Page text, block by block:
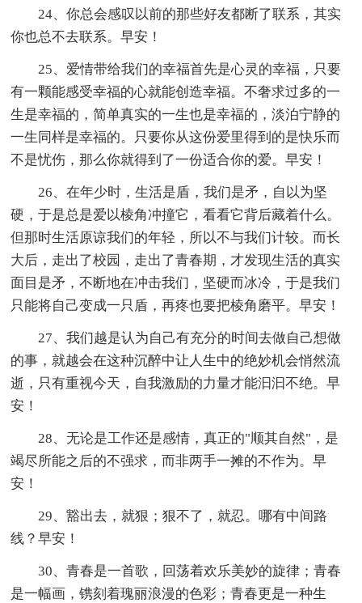
24、你总会感叹以前的那些好友都断了联系，其实
你也总不去联系。早安！
25、爱情带给我们的幸福首先是心灵的幸福，只要
有一颗能感受幸福的心就能创造幸福。不奢求过多的一
生是幸福的，简单真实的一生也是幸福的，淡泊宁静的
一生同样是幸福的。只要你从这份爱里得到的是快乐而
不是忧伤，那么你就得到了一份适合你的爱。早安！
26、在年少时，生活是盾，我们是矛，自以为坚
硬，于是总是爱以棱角冲撞它，看看它背后藏着什么。
但那时生活原谅我们的年轻，所以不与我们计较。而长
大后，走出了校园，走出了青春期，才发现生活的真实
面目是矛，不断地在冲击我们，坚硬而冰冷，于是我们
只能将自己变成一只盾，再疼也要把棱角磨平。早安！
27、我们越是认为自己有充分的时间去做自己想做
的事，就越会在这种沉醉中让人生中的绝妙机会悄然流
逝，只有重视今天，自我激励的力量才能汩汩不绝。早
安！
28、无论是工作还是感情，真正的"顺其自然"，是
竭尽所能之后的不强求，而非两手一摊的不作为。早
安！
29、豁出去，就狠；狠不了，就忍。哪有中间路
线？早安！
30、青春是一首歌，回荡着欢乐美妙的旋律；青春
是一幅画，镌刻着瑰丽浪漫的色彩；青春更是一种生